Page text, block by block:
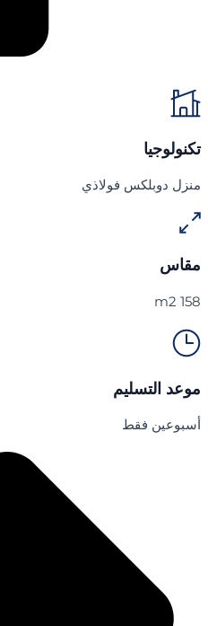
تكنولوجيا
منزل دوبلكس فولاذي
مقاس
158 m2
موعد التسليم
أسبوعين فقط